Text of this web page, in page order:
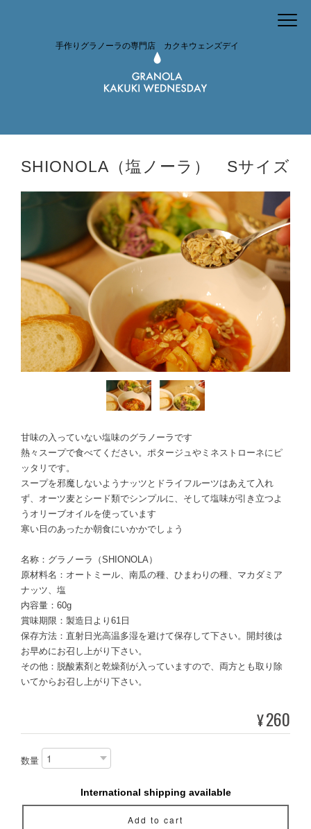
手作りグラノーラの専門店 カクキウェンズデイ
SHIONOLA（塩ノーラ） Sサイズ
甘味の入っていない塩味のグラノーラです
熱々スープで食べてください。ポタージュやミネストローネにピ
ッタリです。
スープを邪魔しないようナッツとドライフルーツはあえて入れ
ず、オーツ麦とシード類でシンプルに、そして塩味が引き立つよ
うオリーブオイルを使っています
寒い日のあったか朝食にいかかでしょう
名称：グラノーラ（SHIONOLA）
原材料名：オートミール、南瓜の種、ひまわりの種、マカダミア
ナッツ、塩
内容量：60g
賞味期限：製造日より61日
保存方法：直射日光高温多湿を避けて保存して下さい。開封後は
お早めにお召し上がり下さい。
その他：脱酸素剤と乾燥剤が入っていますので、両方とも取り除
いてからお召し上がり下さい。
¥260
数量
International shipping available
Add to cart